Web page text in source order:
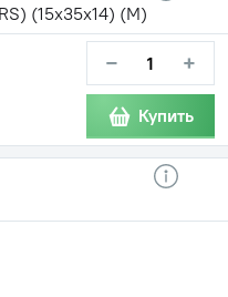
(15х35х14) (М)
− +
Купить